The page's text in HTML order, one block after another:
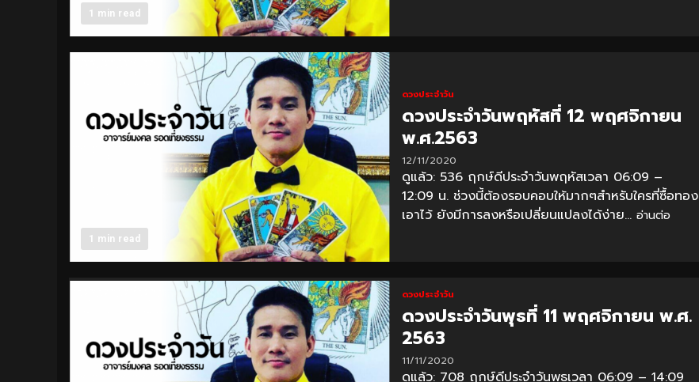
1 min read
1 min read
ดวงประจำวัน
ดวงประจำวันพฤหัสที่ 12 พฤศจิกายน
พ.ศ.2563
12/11/2020
ดูแล้ว: 536 ฤกษ์ดีประจำวันพฤหัสเวลา 06:09 –
12:09 น. ช่วงนี้ต้องรอบคอบให้มากๆสำหรับใครที่ซื้อทอง
เอาไว้ ยังมีการลงหรือเปลี่ยนแปลงได้ง่าย... อ่านต่อ
ดวงประจำวัน
ดวงประจำวันพุธที่ 11 พฤศจิกายน พ.ศ.
2563
11/11/2020
ดูแล้ว: 708 ฤกษ์ดีประจำวันพุธเวลา 06:09 – 14:09